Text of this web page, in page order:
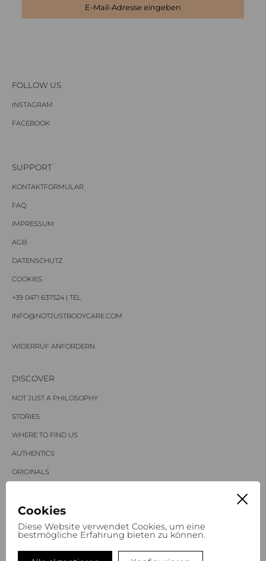
Cookies
Diese Website verwendet Cookies, um eine
bestmögliche Erfahrung bieten zu können.
FOLLOW US
INSTAGRAM
FACEBOOK
SUPPORT
KONTAKTFORMULAR
FAQ
IMPRESSUM
AGB
DATENSCHUTZ
COOKIES
+39 0471 637524 | TEL
INFO@NOTJUSTBODYCARE.COM
WIDERRUF ANFORDERN
DISCOVER
NOT JUST A PHILOSOPHY
STORIES
WHERE TO FIND US
AUTHENTICS
ORIGINALS
NOT JUST A MAGAZINE
SPRACHEN